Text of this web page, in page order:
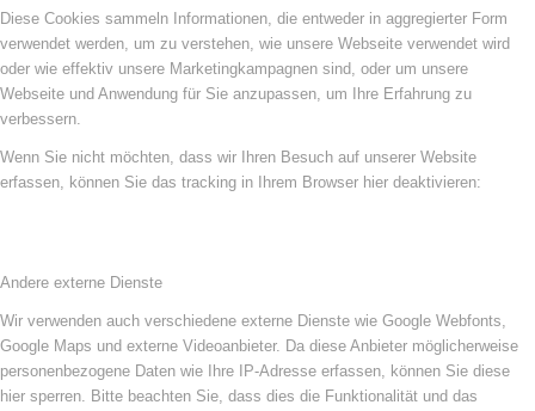
Diese Cookies sammeln Informationen, die entweder in aggregierter Form
verwendet werden, um zu verstehen, wie unsere Webseite verwendet wird
oder wie effektiv unsere Marketingkampagnen sind, oder um unsere
Webseite und Anwendung für Sie anzupassen, um Ihre Erfahrung zu
verbessern.
Wenn Sie nicht möchten, dass wir Ihren Besuch auf unserer Website
erfassen, können Sie das tracking in Ihrem Browser hier deaktivieren:
Andere externe Dienste
Wir verwenden auch verschiedene externe Dienste wie Google Webfonts,
Google Maps und externe Videoanbieter. Da diese Anbieter möglicherweise
personenbezogene Daten wie Ihre IP-Adresse erfassen, können Sie diese
hier sperren. Bitte beachten Sie, dass dies die Funktionalität und das